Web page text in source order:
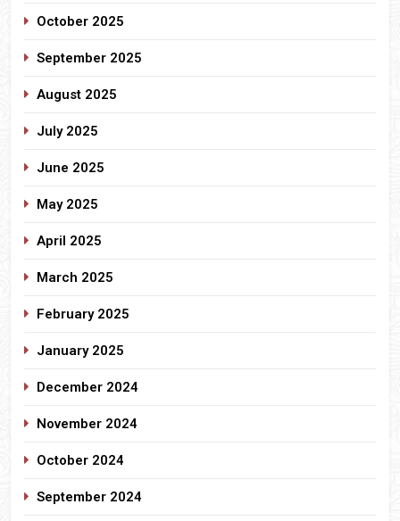
October 2025
September 2025
August 2025
July 2025
June 2025
May 2025
April 2025
March 2025
February 2025
January 2025
December 2024
November 2024
October 2024
September 2024